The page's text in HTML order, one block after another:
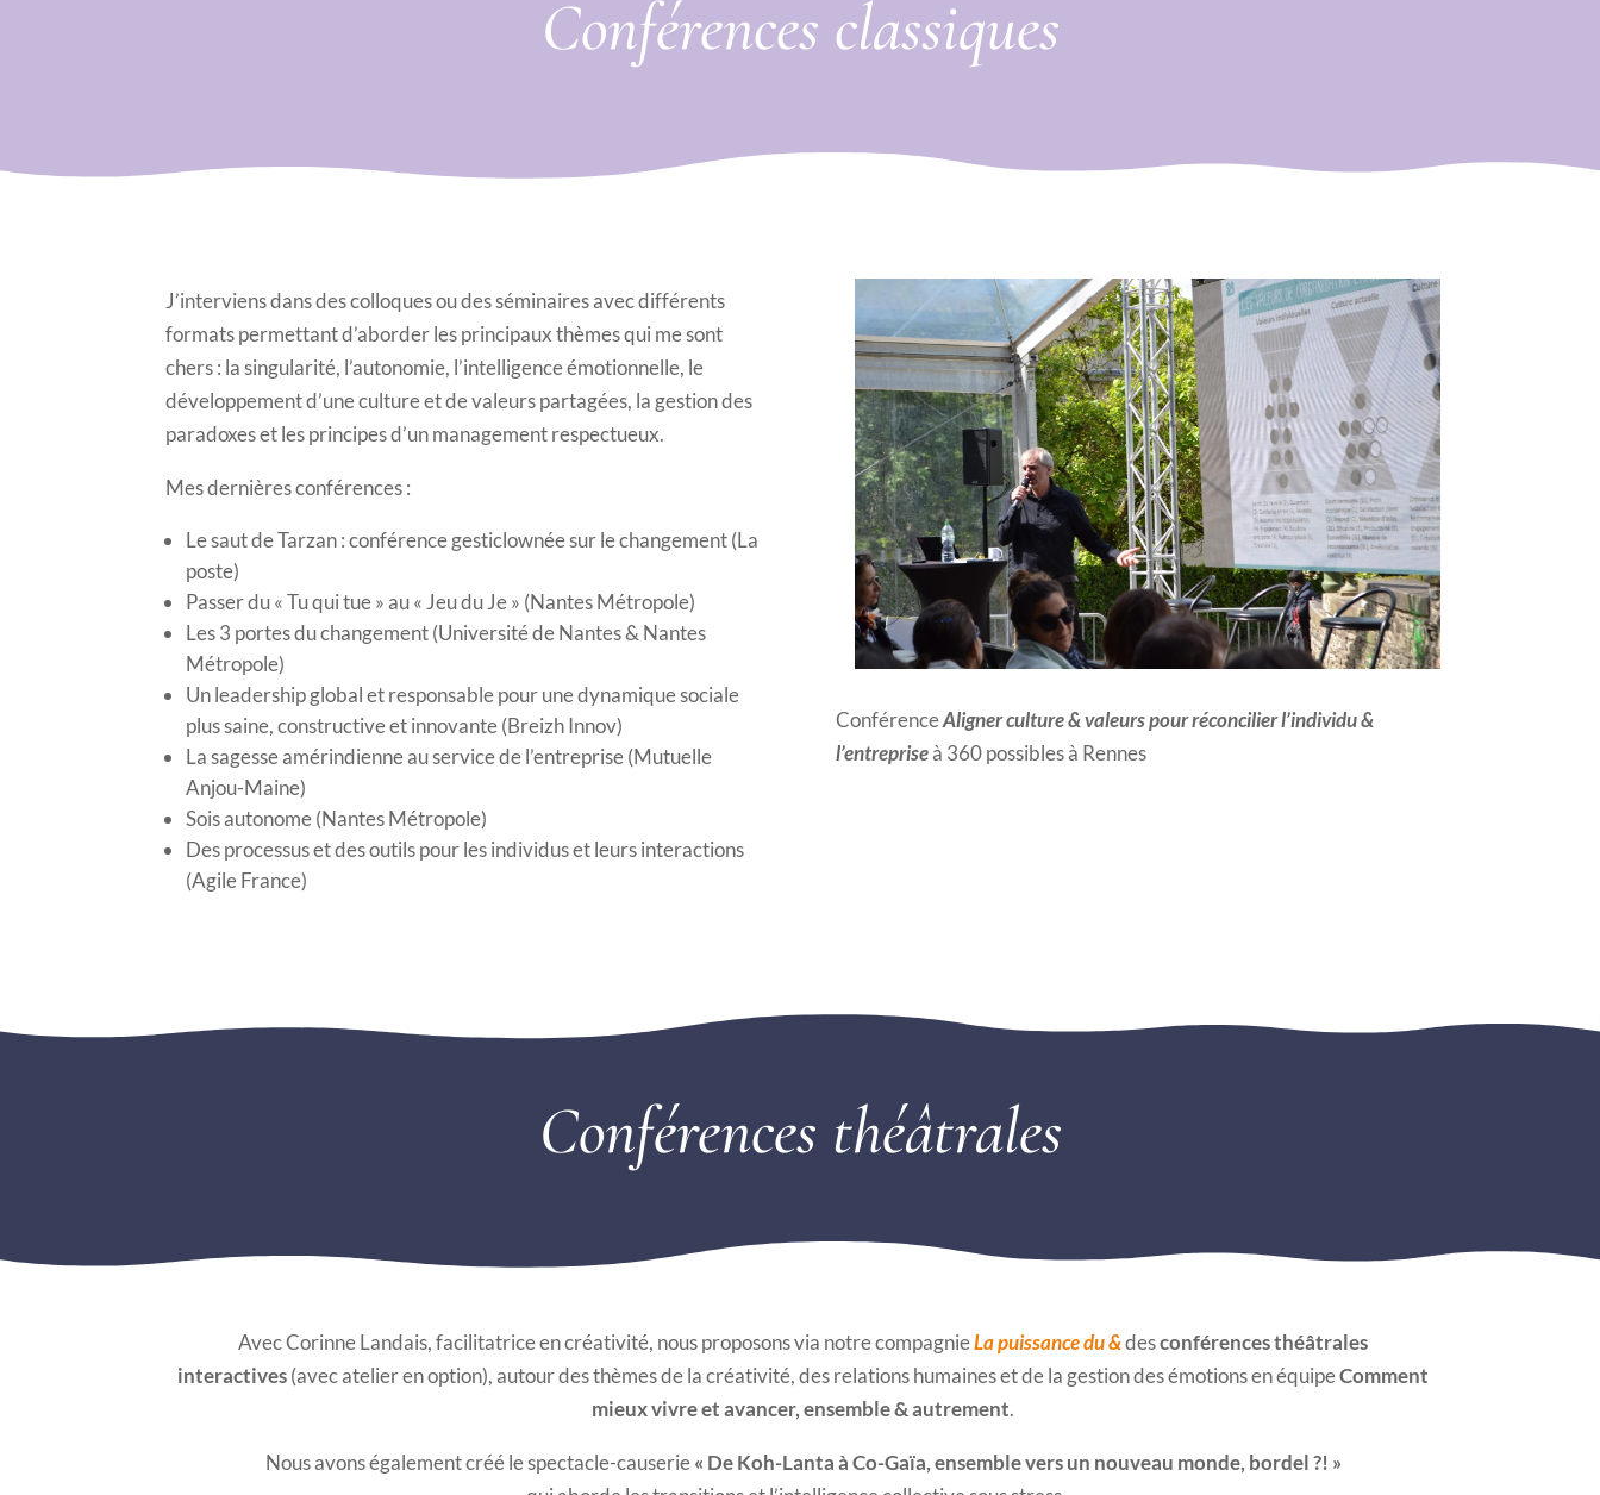
Conférences classiques
J’interviens dans des colloques ou des séminaires avec différents
formats permettant d’aborder les principaux thèmes qui me sont
chers : la singularité, l’autonomie, l’intelligence émotionnelle, le
développement d’une culture et de valeurs partagées, la gestion des
paradoxes et les principes d’un management respectueux.
Mes dernières conférences :
Le saut de Tarzan : conférence gesticlownée sur le changement (La
poste)
Passer du « Tu qui tue » au « Jeu du Je » (Nantes Métropole)
Les 3 portes du changement (Université de Nantes & Nantes
Métropole)
Un leadership global et responsable pour une dynamique sociale
plus saine, constructive et innovante (Breizh Innov)
La sagesse amérindienne au service de l’entreprise (Mutuelle
Anjou-Maine)
Sois autonome (Nantes Métropole)
Des processus et des outils pour les individus et leurs interactions
(Agile France)
ConférenceAligner culture & valeurs pour réconcilier l’individu &
l’entrepriseà 360 possibles à Rennes
Conférences théâtrales
Avec Corinne Landais, facilitatrice en créativité, nous proposons via notre compagnieLa puissance du &desconférences théâtrales
interactives(avec atelier en option), autour des thèmes de la créativité, des relations humaines et de la gestion des émotions en équipeComment
mieux vivre et avancer, ensemble & autrement.
Nous avons également créé le spectacle-causerie« De Koh-Lanta à Co-Gaïa, ensemble vers un nouveau monde, bordel ?! »